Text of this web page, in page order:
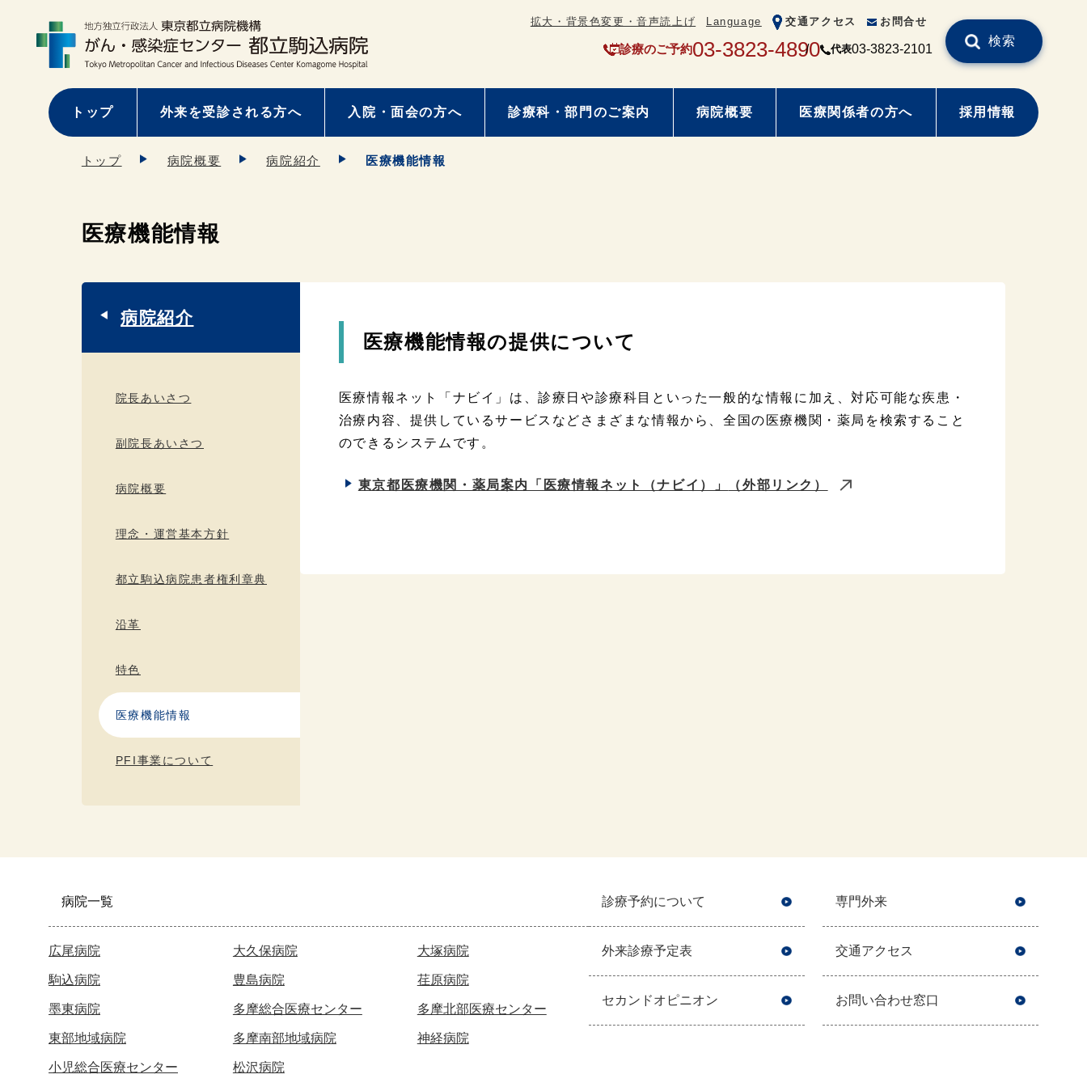
拡大・背景色変更・音声読上げ Language 交通アクセス お問合せ
診療のご予約03-3823-4890 代表03-3823-2101
検索
トップ 外来を受診される方へ 入院・面会の方へ 診療科・部門のご案内 病院概要 医療関係者の方へ 採用情報
トップ 病院概要 病院紹介 医療機能情報
医療機能情報
医療機能情報の提供について
医療情報ネット「ナビイ」は、診療日や診療科目といった一般的な情報に加え、対応可能な疾患・
治療内容、提供しているサービスなどさまざまな情報から、全国の医療機関・薬局を検索すること
のできるシステムです。
東京都医療機関・薬局案内「医療情報ネット（ナビイ）」 （外部リンク）
病院紹介
院長あいさつ
副院長あいさつ
病院概要
理念・運営基本方針
都立駒込病院患者権利章典
沿革
特色
医療機能情報
PFI事業について
病院一覧
広尾病院 大久保病院 大塚病院
駒込病院 豊島病院 荏原病院
墨東病院 多摩総合医療センター 多摩北部医療センター
東部地域病院 多摩南部地域病院 神経病院
小児総合医療センター 松沢病院
診療予約について
外来診療予定表
セカンドオピニオン
専門外来
交通アクセス
お問い合わせ窓口